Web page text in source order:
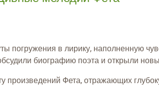
погружения в лирику, наполненную
биографию поэта и открыли
Фета, отражающих